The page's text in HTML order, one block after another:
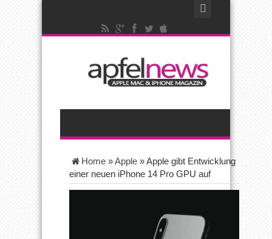
Home »Apple »Apple gibt Entwicklung
einer neuen iPhone 14 Pro GPU auf